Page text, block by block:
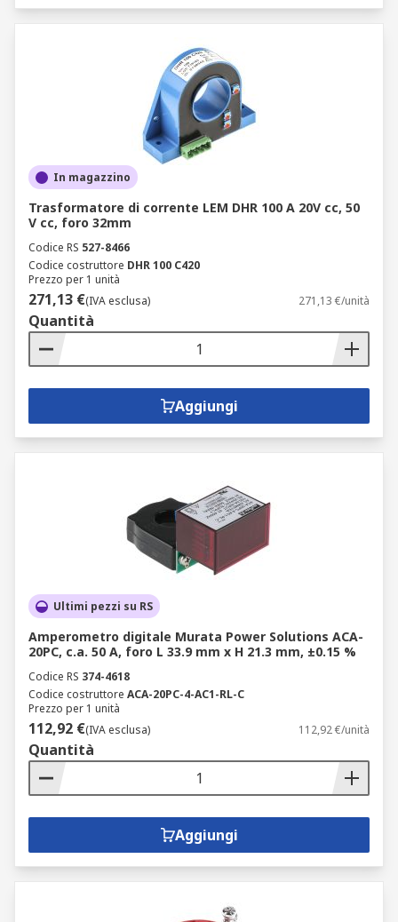
In magazzino
Trasformatore di corrente LEM DHR 100 A 20V cc, 50
V cc, foro 32mm
Codice RS 527-8466
Codice costruttore DHR 100 C420
Prezzo per 1 unità
271,13 €(IVA esclusa) 271,13 €/unità
Quantità
Aggiungi
Ultimi pezzi su RS
Amperometro digitale Murata Power Solutions ACA-
20PC, c.a. 50 A, foro L 33.9 mm x H 21.3 mm, ±0.15 %
Codice RS 374-4618
Codice costruttore ACA-20PC-4-AC1-RL-C
Prezzo per 1 unità
112,92 €(IVA esclusa) 112,92 €/unità
Quantità
Aggiungi